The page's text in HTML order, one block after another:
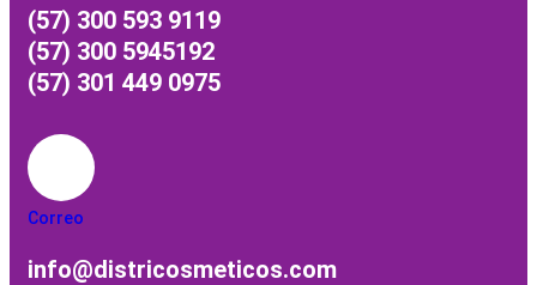
(57) 300 593 9119
(57) 300 5945192
(57) 301 449 0975
Correo
info@districosmeticos.com